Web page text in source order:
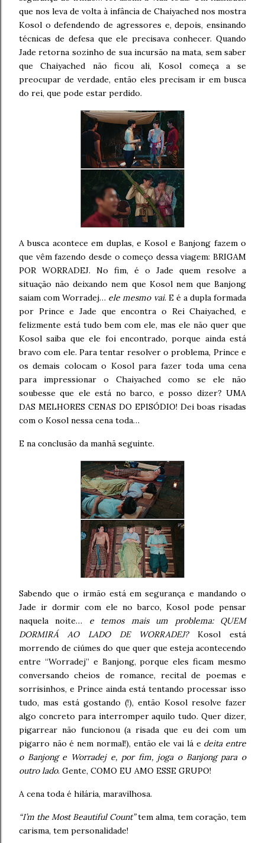
que nos leva de volta à infância de Chaiyached nos mostra
Kosol o defendendo de agressores e, depois, ensinando
técnicas de defesa que ele precisava conhecer. Quando
Jade retorna sozinho de sua incursão na mata, sem saber
que Chaiyached não ficou ali, Kosol começa a se
preocupar de verdade, então eles precisam ir em busca
do rei, que pode estar perdido.
A busca acontece em duplas, e Kosol e Banjong fazem o
que vêm fazendo desde o começo dessa viagem: BRIGAM
POR WORRADEJ. No fim, é o Jade quem resolve a
situação não deixando nem que Kosol nem que Banjong
saiam com Worradej… ele mesmo vai. E é a dupla formada
por Prince e Jade que encontra o Rei Chaiyached, e
felizmente está tudo bem com ele, mas ele não quer que
Kosol saiba que ele foi encontrado, porque ainda está
bravo com ele. Para tentar resolver o problema, Prince e
os demais colocam o Kosol para fazer toda uma cena
para impressionar o Chaiyached como se ele não
soubesse que ele está no barco, e posso dizer? UMA
DAS MELHORES CENAS DO EPISÓDIO! Dei boas risadas
com o Kosol nessa cena toda…
E na conclusão da manhã seguinte.
Sabendo que o irmão está em segurança e mandando o
Jade ir dormir com ele no barco, Kosol pode pensar
naquela noite… e temos mais um problema: QUEM
DORMIRÁ AO LADO DE WORRADEJ?Kosol está
morrendo de ciúmes do que quer que esteja acontecendo
entre “Worradej” e Banjong, porque eles ficam mesmo
conversando cheios de romance, recital de poemas e
sorrisinhos, e Prince ainda está tentando processar isso
tudo, mas está gostando (!), então Kosol resolve fazer
algo concreto para interromper aquilo tudo. Quer dizer,
pigarrear não funcionou (a risada que eu dei com um
pigarro não é nem normal!), então ele vai lá e deita entre
o Banjong e Worradej e, por fim, joga o Banjong para o
outro lado. Gente, COMO EU AMO ESSE GRUPO!
A cena toda é hilária, maravilhosa.
“I’m the Most Beautiful Count”tem alma, tem coração, tem
carisma, tem personalidade!